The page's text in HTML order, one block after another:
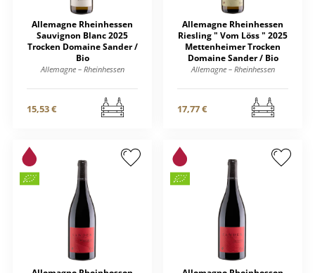
Allemagne Rheinhessen
Sauvignon Blanc 2025
Trocken Domaine Sander /
Bio
Allemagne – Rheinhessen
15,53 €
Allemagne Rheinhessen
Riesling " Vom Löss " 2025
Mettenheimer Trocken
Domaine Sander / Bio
Allemagne – Rheinhessen
17,77 €